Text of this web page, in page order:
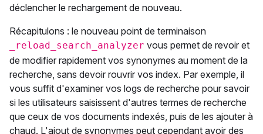
déclencher le rechargement de nouveau.
Récapitulons : le nouveau point de terminaison
_reload_search_analyzer vous permet de revoir et
de modifier rapidement vos synonymes au moment de la
recherche, sans devoir rouvrir vos index. Par exemple, il
vous suffit d'examiner vos logs de recherche pour savoir
si les utilisateurs saisissent d'autres termes de recherche
que ceux de vos documents indexés, puis de les ajouter à
chaud. L'ajout de synonymes peut cependant avoir des